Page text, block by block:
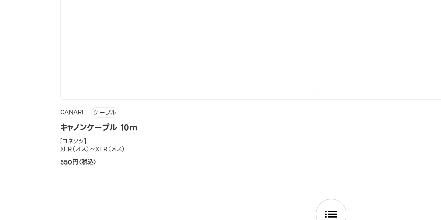
CANARE ケーブル
キャノンケーブル 10m
[コネクタ]
XLR（オス）～XLR（メス）
550円（税込）